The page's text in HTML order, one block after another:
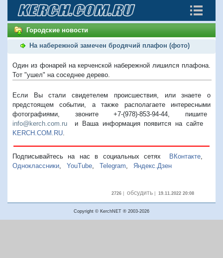
Городские новости
На набережной замечен бродячий плафон (фото)
Один из фонарей на керченской набережной лишился плафона.
Тот "ушел" на соседнее дерево.
Если Вы стали свидетелем происшествия, или знаете о
предстоящем событии, а также располагаете интересными
фотографиями, звоните +7-(978)-853-94-44, пишите
info@kerch.com.ru и Ваша информация появится на сайте
KERCH.COM.RU
Подписывайтесь на нас в социальных сетях ВКонтакте,
Одноклассники
YouTube Telegram Яндекс.Дзен
2726| обсудить| 19.11.2022 20:08
Copyright © KerchNET ® 2003-2026